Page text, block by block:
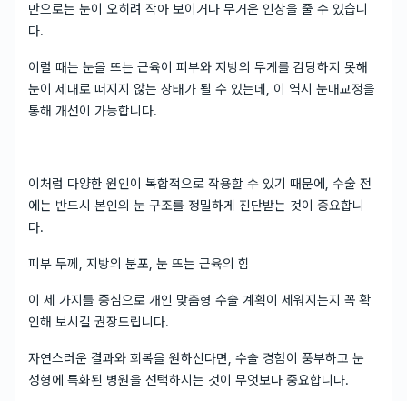
만으로는 눈이 오히려 작아 보이거나 무거운 인상을 줄 수 있습니
다.
이럴 때는 눈을 뜨는 근육이 피부와 지방의 무게를 감당하지 못해
눈이 제대로 떠지지 않는 상태가 될 수 있는데, 이 역시 눈매교정을
통해 개선이 가능합니다.
이처럼 다양한 원인이 복합적으로 작용할 수 있기 때문에, 수술 전
에는 반드시 본인의 눈 구조를 정밀하게 진단받는 것이 중요합니
다.
피부 두께, 지방의 분포, 눈 뜨는 근육의 힘
이 세 가지를 중심으로 개인 맞춤형 수술 계획이 세워지는지 꼭 확
인해 보시길 권장드립니다.
자연스러운 결과와 회복을 원하신다면, 수술 경험이 풍부하고 눈
성형에 특화된 병원을 선택하시는 것이 무엇보다 중요합니다.